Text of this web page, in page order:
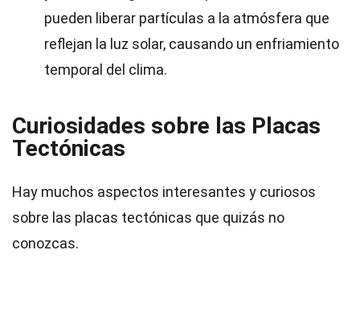
pueden liberar partículas a la atmósfera que
reflejan la luz solar, causando un enfriamiento
temporal del clima.
Curiosidades sobre las Placas
Tectónicas
Hay muchos aspectos interesantes y curiosos
sobre las placas tectónicas que quizás no
conozcas.